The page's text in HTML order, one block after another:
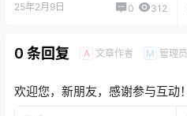
25年2月9日 0 312
0 条回复 A 文章作者 M 管理员
欢迎您，新朋友，感谢参与互动！